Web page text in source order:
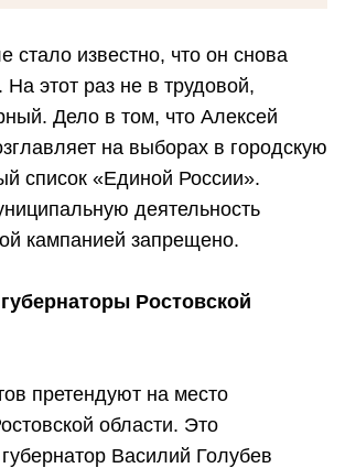
стало известно, что он снова
На этот раз не в трудовой,
Дело в том, что Алексей
на выборах в городскую
список «Единой России».
деятельность
кампанией запрещено.
Ростовской
претендуют на место
области. Это
Василий Голубев